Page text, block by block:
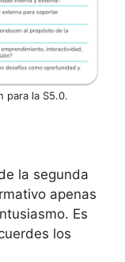
para la S5.0.
la segunda
apenas
Es
los